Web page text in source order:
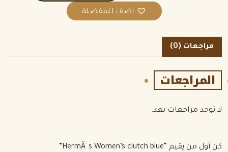
اضف للمفضلة
مراجعات (0)
المراجعات
لا توجد مراجعات بعد.
كن أول من يقيم “HermÃ¨s Women’s clutch blue”